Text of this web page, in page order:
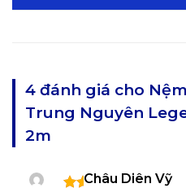
4 đánh giá cho
Trung Nguyên
2m
Châu Diên Vỹ